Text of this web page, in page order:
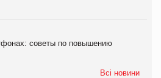
советы по повышению
Всі новини